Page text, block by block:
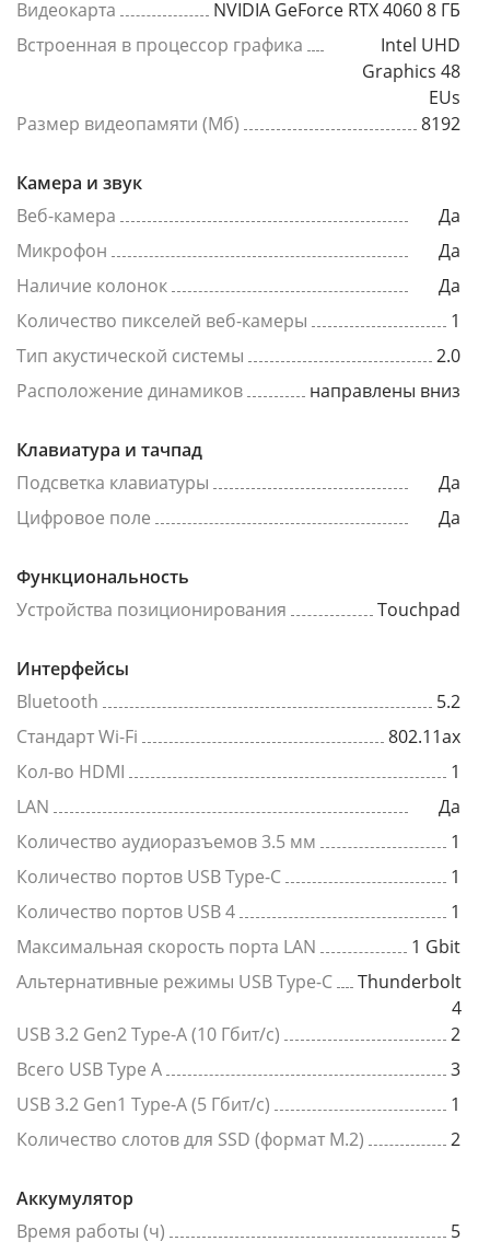
Видеокарта
NVIDIA GeForce RTX 4060 8 ГБ
Встроенная в процессор графика
Intel UHD
Graphics 48
EUs
Размер видеопамяти (Мб)
8192
Камера и звук
Веб-камера
Да
Микрофон
Да
Наличие колонок
Да
Количество пикселей веб-камеры
1
Тип акустической системы
2.0
Расположение динамиков
направлены вниз
Клавиатура и тачпад
Подсветка клавиатуры
Да
Цифровое поле
Да
Функциональность
Устройства позиционирования
Touchpad
Интерфейсы
Bluetooth
5.2
Стандарт Wi-Fi
802.11ах
Кол-во HDMI
1
LAN
Да
Количество аудиоразъемов 3.5 мм
1
Количество портов USB Type-C
1
Количество портов USB 4
1
Максимальная скорость порта LAN
1 Gbit
Альтернативные режимы USB Type-C
Thunderbolt
4
USB 3.2 Gen2 Type-A (10 Гбит/с)
2
Всего USB Type A
3
USB 3.2 Gen1 Type-A (5 Гбит/с)
1
Количество слотов для SSD (формат M.2)
2
Аккумулятор
Время работы (ч)
5